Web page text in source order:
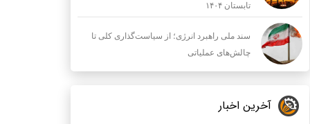
تابستان ۱۴۰۴
سند ملی راهبرد انرژی؛ از سیاست‌گذاری کلی تا
چالش‌های عملیاتی
آخرین اخبار